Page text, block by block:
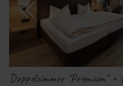
Doppelzimmer "Premium" +